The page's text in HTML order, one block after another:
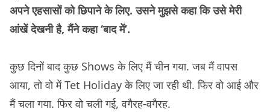
अपने एहसासों को छिपाने के लिए. उसने मुझसे कहा कि उसे मेरी
आंखें देखनी है, मैंने कहा ‘बाद में’.
कुछ दिनों बाद कुछ Shows के लिए मैं चीन गया. जब मैं वापस
आया, तो वो में Tet Holiday के लिए जा रही थी. फिर वो आई और
मैं चला गया. फिर वो चली गई, वगैरह-वगैरह.